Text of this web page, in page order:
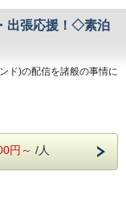
(500円/泊)
な専用平置き駐車場37台
料金が異なります)
絡ください
!
ベッドを全洋室に採用
まで朝は6時00分から入
大型車やバスも駐車可能
認いただき
ルの朝食です！
おり、なんとお替り自由
出張応援！◇素泊
ド)の配信を諸般の事情に
とうございました。
申し上げます。
♪
ンとなります☆
浴場でおくつろぎくださ
円～ /人